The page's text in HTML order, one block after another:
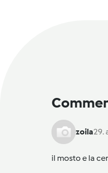
zoila29.
il mosto e la